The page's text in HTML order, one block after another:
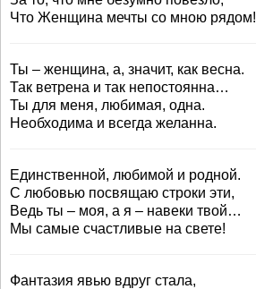
Что Женщина мечты со мною рядом!
Ты – женщина, а, значит, как весна.
Так ветрена и так непостоянна…
Ты для меня, любимая, одна.
Необходима и всегда желанна.
Единственной, любимой и родной.
С любовью посвящаю строки эти,
Ведь ты – моя, а я – навеки твой…
Мы самые счастливые на свете!
Фантазия явью вдруг стала,